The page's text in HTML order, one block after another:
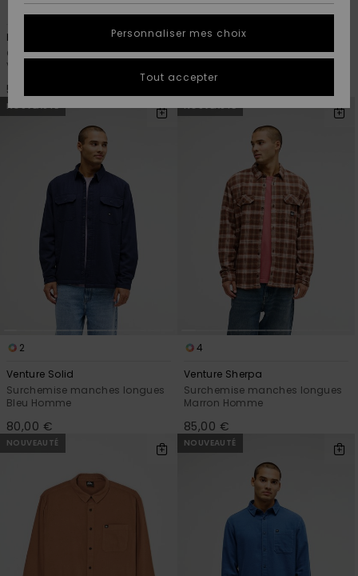
Découvrir
Découvrir
tailles
conversation
plus rapide
à votre
question.
Démarrer
Trouvez
des
réponses
questions
formulaire
Consulter
QUIKSILVER
Motherfly Solid
Chemise manches longues
Vert Homme
55,00 €
Motherfly Heather
Chemise manches longues
NOUVEAUTÉ
2
Venture Solid
Surchemise manches longues
Bleu Homme
80,00 €
NOUVEAUTÉ
4
Venture Sherpa
Surchemise manches longues
Marron Homme
85,00 €
NOUVEAUTÉ NOUVEAUTÉ
Personnaliser mes choix
Tout accepter